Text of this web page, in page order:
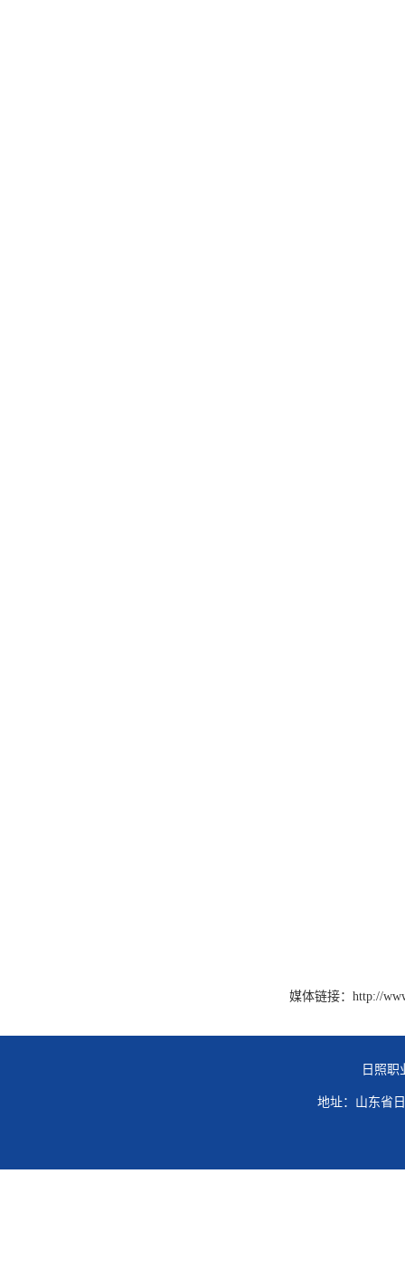
媒体链接： http://
日照职
地址：山东省